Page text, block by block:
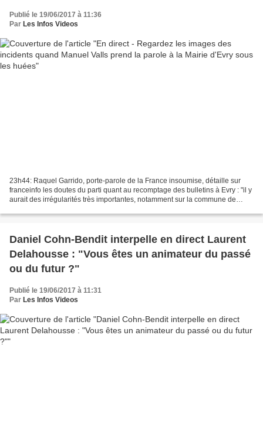
Publié le 19/06/2017 à 11:36
Par Les Infos Videos
23h44: Raquel Garrido, porte-parole de la France insoumise, détaille sur
franceinfo les doutes du parti quant au recomptage des bulletins à Evry : "il y
aurait des irrégularités très importantes, notamment sur la commune de
Daniel Cohn-Bendit interpelle en direct Laurent
Delahousse : "Vous êtes un animateur du passé
ou du futur ?"
Publié le 19/06/2017 à 11:31
Par Les Infos Videos